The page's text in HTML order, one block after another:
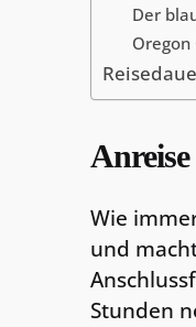
Der
Wie
und
Stunden